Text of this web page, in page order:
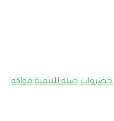
خضروات صلة للتنمية فواكه